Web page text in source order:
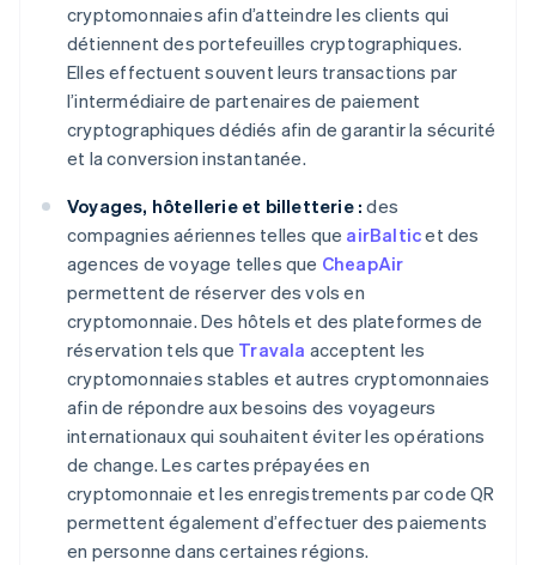
cryptomonnaies afin d’atteindre les clients qui
détiennent des portefeuilles cryptographiques.
Elles effectuent souvent leurs transactions par
l’intermédiaire de partenaires de paiement
cryptographiques dédiés afin de garantir la sécurité
et la conversion instantanée.
Voyages, hôtellerie et billetterie : des
compagnies aériennes telles que airBalticet des
agences de voyage telles que CheapAir
permettent de réserver des vols en
cryptomonnaie. Des hôtels et des plateformes de
réservation tels que Travala acceptent les
cryptomonnaies stables et autres cryptomonnaies
afin de répondre aux besoins des voyageurs
internationaux qui souhaitent éviter les opérations
de change. Les cartes prépayées en
cryptomonnaie et les enregistrements par code QR
permettent également d’effectuer des paiements
en personne dans certaines régions.